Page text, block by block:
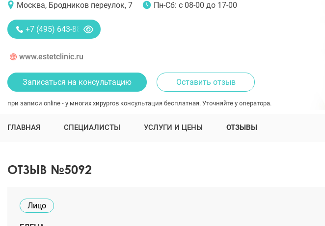
Москва, Бродников переулок, 7 Пн-Сб: с 08-00 до 17-00
+7 (495) 643-88-80
www.estetclinic.ru
Записаться на консультацию Оставить отзыв
при записи online - у многих хирургов консультация бесплатная. Уточняйте у оператора.
ГЛАВНАЯ СПЕЦИАЛИСТЫ УСЛУГИ И ЦЕНЫ ОТЗЫВЫ
ОТЗЫВ №5092
Лицо